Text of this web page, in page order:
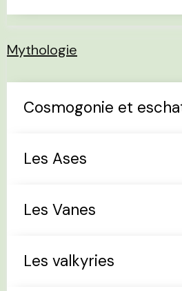
Mythologie
Cosmogonie et
Les Ases
Les Vanes
Les valkyries